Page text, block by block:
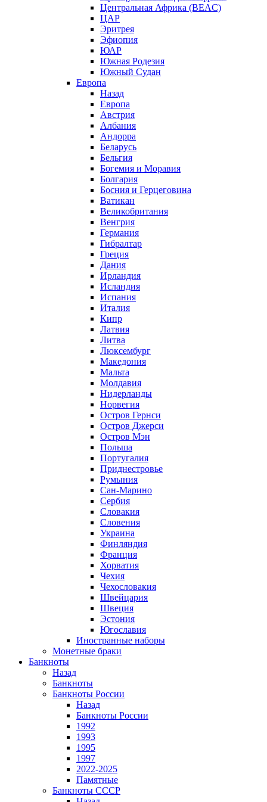
Центральная Африка (BEAC)
ЦАР
Эритрея
Эфиопия
ЮАР
Южная Родезия
Южный Судан
Европа
Назад
Европа
Австрия
Албания
Андорра
Беларусь
Бельгия
Богемия и Моравия
Болгария
Босния и Герцеговина
Ватикан
Великобритания
Венгрия
Германия
Гибралтар
Греция
Дания
Ирландия
Исландия
Испания
Италия
Кипр
Латвия
Литва
Люксембург
Македония
Мальта
Молдавия
Нидерланды
Норвегия
Остров Гернси
Остров Джерси
Остров Мэн
Польша
Португалия
Приднестровье
Румыния
Сан-Марино
Сербия
Словакия
Словения
Украина
Финляндия
Франция
Хорватия
Чехия
Чехословакия
Швейцария
Швеция
Эстония
Югославия
Иностранные наборы
Монетные браки
Банкноты
Назад
Банкноты
Банкноты России
Назад
Банкноты России
1992
1993
1995
1997
2022-2025
Памятные
Банкноты СССР